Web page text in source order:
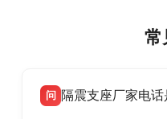
常
问 隔震支座厂家电话